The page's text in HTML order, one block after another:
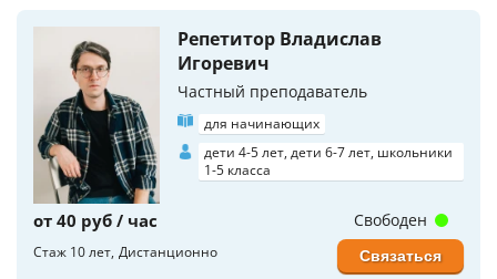
Репетитор Владислав
Игоревич
Частный преподаватель
для начинающих
дети 4-5 лет, дети 6-7 лет, школьники
1-5 класса
от 40 руб / час
Стаж 10 лет Дистанционно
Свободен
Связаться